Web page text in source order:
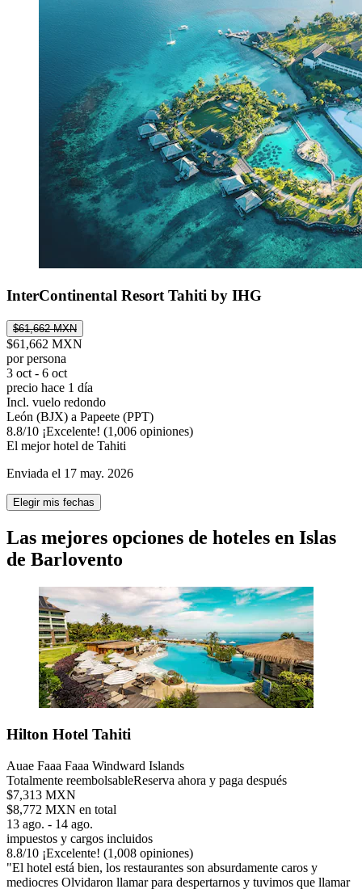
InterContinental Resort Tahiti by IHG
$61,662 MXN
$61,662 MXN
por persona
3 oct - 6 oct
precio hace 1 día
Incl. vuelo redondo
León (BJX) a Papeete (PPT)
8.8/10 ¡Excelente! (1,006 opiniones)
El mejor hotel de Tahiti
Enviada el 17 may. 2026
Elegir mis fechas
Las mejores opciones de hoteles en Islas
de Barlovento
Hilton Hotel Tahiti
Auae Faaa Faaa Windward Islands
Totalmente reembolsableReserva ahora y paga después
$7,313 MXN
$8,772 MXN en total
13 ago. - 14 ago.
impuestos y cargos incluidos
8.8/10 ¡Excelente! (1,008 opiniones)
"El hotel está bien, los restaurantes son absurdamente caros y
mediocres Olvidaron llamar para despertarnos y tuvimos que llamar